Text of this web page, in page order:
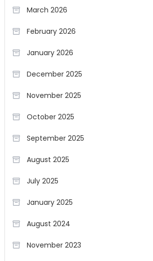
March 2026
February 2026
January 2026
December 2025
November 2025
October 2025
September 2025
August 2025
July 2025
January 2025
August 2024
November 2023